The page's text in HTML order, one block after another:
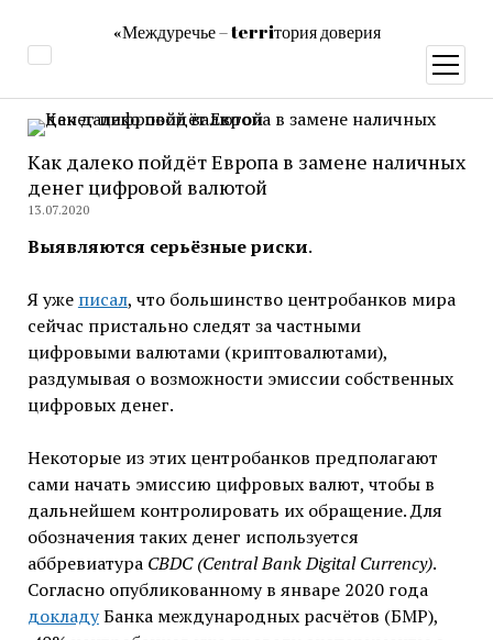
«Междуречье – terriтория доверия
меню
Как далеко пойдёт Европа в замене наличных
денег цифровой валютой
13.07.2020
Выявляются серьёзные риски.
Я уже писал, что большинство центробанков мира
сейчас пристально следят за частными
цифровыми валютами (криптовалютами),
раздумывая о возможности эмиссии собственных
цифровых денег.
Некоторые из этих центробанков предполагают
сами начать эмиссию цифровых валют, чтобы в
дальнейшем контролировать их обращение. Для
обозначения таких денег используется
аббревиатура CBDC (Central Bank Digital Currency).
Согласно опубликованному в январе 2020 года
докладуБанка международных расчётов (БМР),